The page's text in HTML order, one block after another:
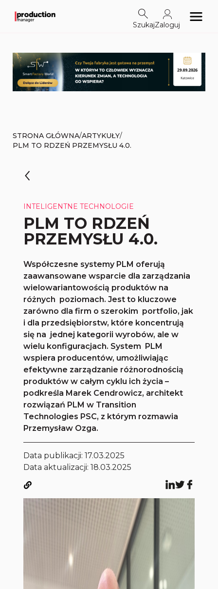
SzukajZaloguj
STRONA GŁÓWNA/ARTYKUŁY/
PLM TO RDZEŃ PRZEMYSŁU 4.0.
INTELIGENTNE TECHNOLOGIE
PLM TO RDZEŃ
PRZEMYSŁU 4.0.
Współczesne systemy PLM oferują
zaawansowane wsparcie dla zarządzania
wielowariantowością produktów na
różnych poziomach. Jest to kluczowe
zarówno dla firm o szerokim portfolio, jak
i dla przedsiębiorstw, które koncentrują
się na jednej kategorii wyrobów, ale w
wielu konfiguracjach. System PLM
wspiera producentów, umożliwiając
efektywne zarządzanie różnorodnością
produktów w całym cyklu ich życia –
podkreśla Marek Cendrowicz, architekt
rozwiązań PLM w Transition
Technologies PSC, z którym rozmawia
Przemysław Ozga.
Data publikacji:17.03.2025
Data aktualizacji: 18.03.2025